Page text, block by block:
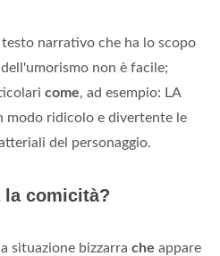
testo narrativo che ha lo scopo
non è facile;
come, ad esempio: LA
modo ridicolo e divertente le
del personaggio.
la comicità?
situazione bizzarra che appare